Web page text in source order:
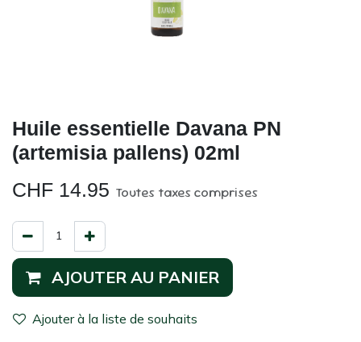
Huile essentielle Davana PN
(artemisia pallens) 02ml
CHF 14.95 Toutes taxes comprises
AJOUTER AU PANIER
Ajouter à la liste de souhaits